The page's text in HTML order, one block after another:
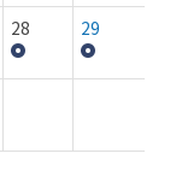
28 29